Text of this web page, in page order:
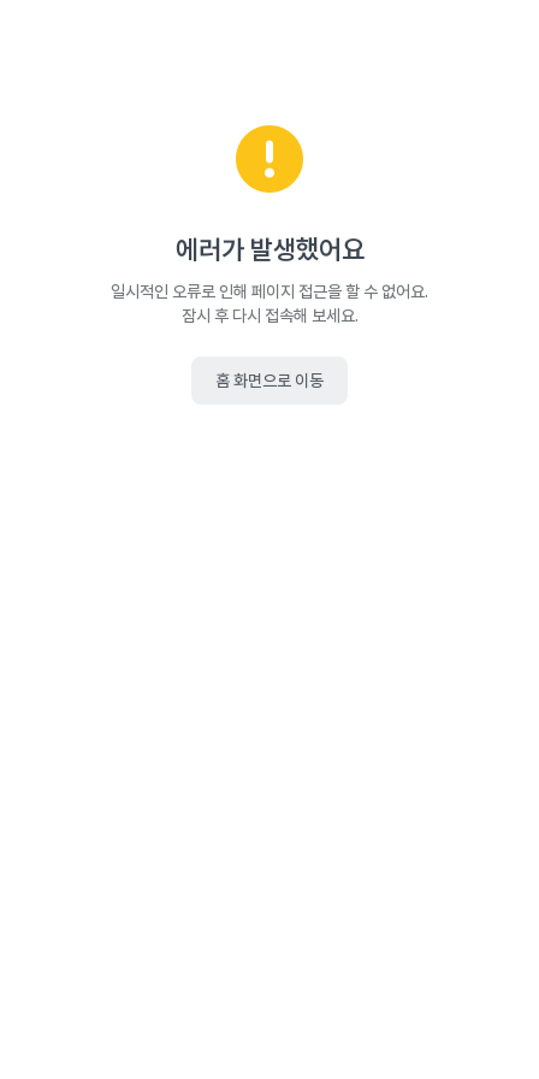
에러가 발생했어요
일시적인 오류로 인해 페이지 접근을 할 수 없어요.
잠시 후 다시 접속해 보세요.
홈 화면으로 이동